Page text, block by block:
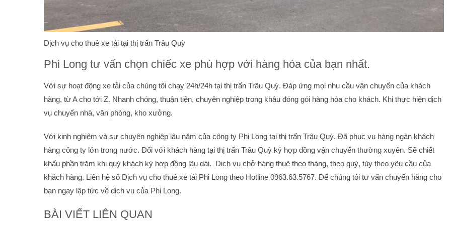
Dịch vụ cho thuê xe tải tại thị trấn Trâu Quỳ
Phi Long tư vấn chọn chiếc xe phù hợp với hàng hóa của bạn nhất.
Với sự hoạt động xe tải của chúng tôi chạy 24h/24h tại thị trấn Trâu Quỳ. Đáp ứng mọi nhu cầu vận chuyển của khách
hàng, từ A cho tới Z. Nhanh chóng, thuận tiện, chuyên nghiệp trong khâu đóng gói hàng hóa cho khách. Khi thực hiện dịch
vụ chuyển nhà, văn phòng, kho xưởng.
Với kinh nghiệm và sự chuyên nghiệp lâu năm của công ty Phi Long tại thị trấn Trâu Quỳ. Đã phục vụ hàng ngàn khách
hàng công ty lớn trong nước. Đối với khách hàng tại thị trấn Trâu Quỳ ký hợp đồng vận chuyển thường xuyên. Sẽ chiết
khấu phần trăm khi quý khách ký hợp đồng lâu dài. Dịch vụ chở hàng thuê theo tháng, theo quý, tùy theo yêu cầu của
khách hàng. Liên hệ số Dịch vụ cho thuê xe tải Phi Long theo Hotline 0963.63.5767. Để chúng tôi tư vấn chuyển hàng cho
bạn ngay lập tức về dịch vụ của Phi Long.
BÀI VIẾT LIÊN QUAN